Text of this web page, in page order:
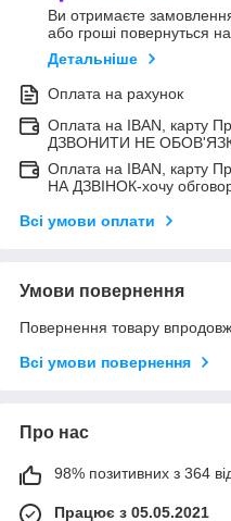
Ви отримаєте
або гроші повернуться
Детальніше
Оплата на рахунок
Оплата на IBAN, карту
ДЗВОНИТИ НЕ
Оплата на IBAN, карту
НА ДЗВІНОК-хочу
Всі умови оплати
Умови повернення
Повернення товару
Всі умови повернення
Про нас
98% позитивних з 364
Працює з 05.05.2021